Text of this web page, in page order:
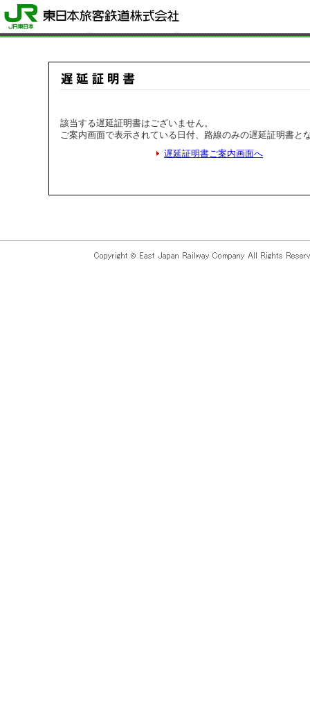
該当する遅延証明書はございません。
ご案内画面で表示されている日付、路線のみの遅延証明書と
遅延証明書ご案内画面へ